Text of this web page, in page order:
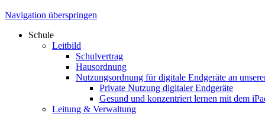
Anmeldung & Übertritt - Informationen
Anmeldung & Übertritt -
Anmeldung & Übertritt - Probeunterricht
Unterrichtszeiten
Krankmeldung, Beurlaubung, Unterrichtsbefreiung
Meldepflichtige Erkrankungen
Schulmanager
Termine